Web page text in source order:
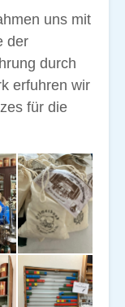
uns mit
der
durch
erfuhren wir
für die